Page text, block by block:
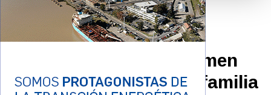
A cuatro meses del crimen
de Tomás Alarcón, su familia